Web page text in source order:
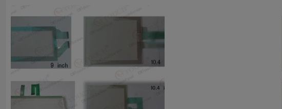
Apl3900-ta-cm18-4p con pantalla táctil de cristal
Apl3900-ta-cm18-4p táctil de membrana